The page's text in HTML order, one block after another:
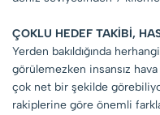
ÇOKLU HEDEF TAKİBİ,
Yerden bakıldığında
görülemezken insansız
çok net bir şekilde
rakiplerine göre önemli